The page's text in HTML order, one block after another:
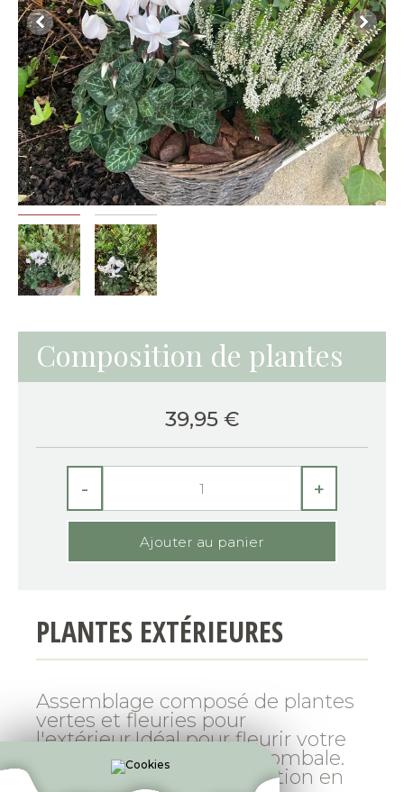
Composition de plantes
39,95 €
- +
PLANTES EXTÉRIEURES
Assemblage composé de plantes
vertes et fleuries pour
l'extérieur.Idéal pour fleurir votre
extérieur ou une pierre tombale.
Contenant de la composition en